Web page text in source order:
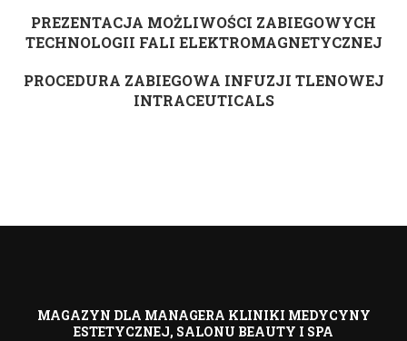
PREZENTACJA MOŻLIWOŚCI ZABIEGOWYCH
TECHNOLOGII FALI ELEKTROMAGNETYCZNEJ
PROCEDURA ZABIEGOWA INFUZJI TLENOWEJ
INTRACEUTICALS
MAGAZYN DLA MANAGERA KLINIKI MEDYCYNY
ESTETYCZNEJ, SALONU BEAUTY I SPA